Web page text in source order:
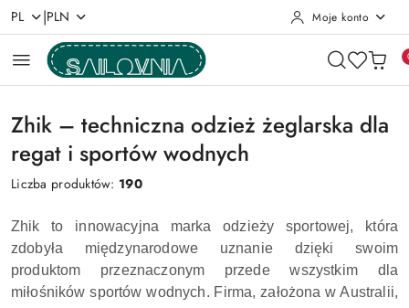
Przejdź do treści głównej
Przejdź do wyszukiwarki
Przejdź do moje konto
Przejdź do menu głównego
Przejdź do stopki
PL |PLN Moje konto
Zhik – techniczna odzież żeglarska dla
regat i sportów wodnych
Liczba produktów: 190
Zhik to innowacyjna marka odzieży sportowej, która
zdobyła międzynarodowe uznanie dzięki swoim
produktom przeznaczonym przede wszystkim dla
miłośników sportów wodnych. Firma, założona w Australii,